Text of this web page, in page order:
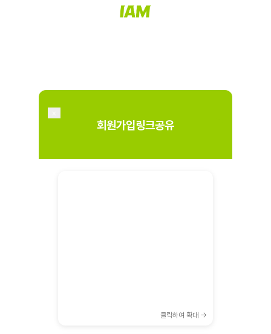
회원가입링크공유
클릭하여 확대 →